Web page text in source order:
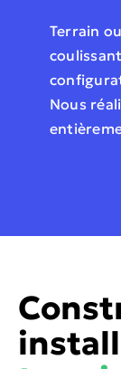
Terrain
Nous